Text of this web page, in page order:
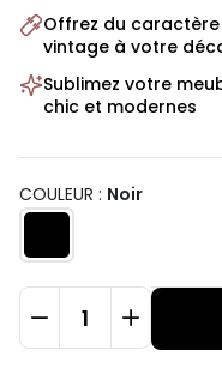
Offrez du
vintage à votre
Sublimez votre
chic et modernes
COULEUR : Noir